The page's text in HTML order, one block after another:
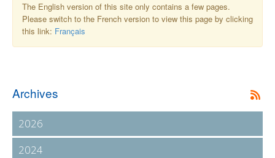
The English version of this site only contains a few pages.
Please switch to the French version to view this page by clicking
this link: Français
Archives
2026
2024